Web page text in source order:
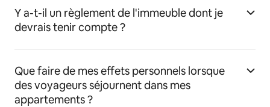
Y a-t-il un règlement de l'immeuble dont je
devrais tenir compte ?
Que faire de mes effets personnels lorsque
des voyageurs séjournent dans mes
appartements ?